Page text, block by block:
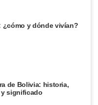
¿cómo y dónde vivían?
de Bolivia: historia,
significado